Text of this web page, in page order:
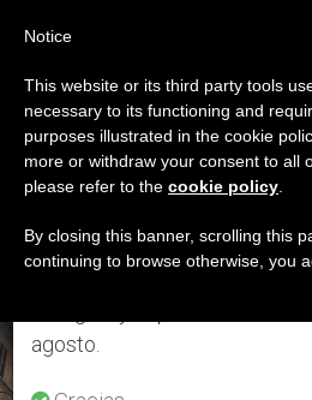
ETIQUETA
Posts
ÚLTIMAS NOTICIAS
Aviso importante
Del 27 de julio al 7 de
anual, aprovechando que en
se generan menos
agosto.
Notice
This website or its third party tools
necessary to its functioning and
purposes illustrated in the cookie
more or withdraw your consent to all
please refer to the cookie policy
By closing this banner, scrolling this
continuing to browse otherwise, you